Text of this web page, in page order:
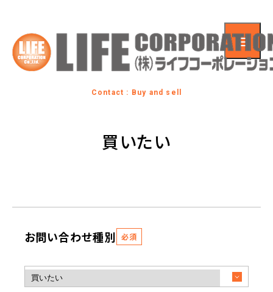
Contact : Buy and sell
買いたい
お問い合わせ種別 必須